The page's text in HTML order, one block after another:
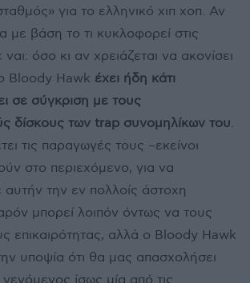
για το ελληνικό χιπ χοπ. Αν
με βάση το τι κυκλοφορεί στις
όσο κι αν χρειάζεται να ακονίσει
Bloody Hawk έχει ήδη κάτι
σε σύγκριση με τους
δίσκους των trap συνομηλίκων του.
τις παραγωγές τους –εκείνοι
στο περιεχόμενο, για να
αυτήν την εν πολλοίς άστοχη
μπορεί λοιπόν όντως να τους
επικαιρότητας, αλλά ο Bloody Hawk
υποψία ότι θα μας απασχολήσει